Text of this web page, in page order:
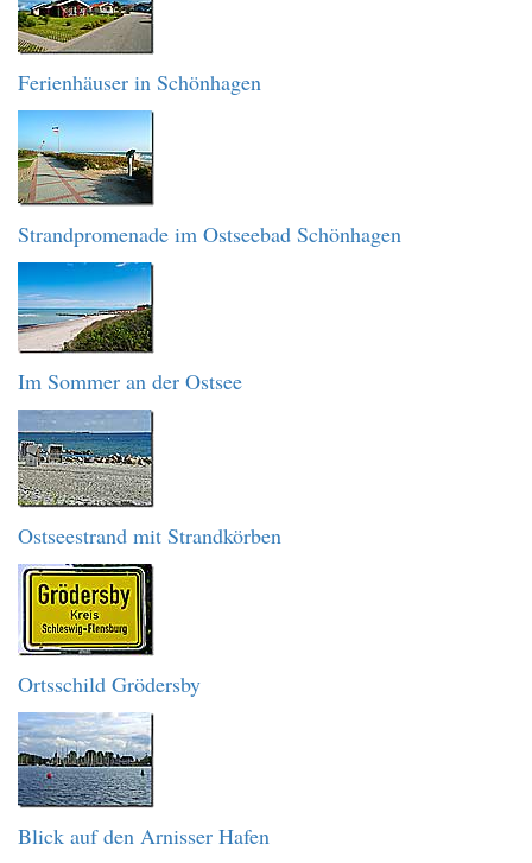
Ferienhäuser in Schönhagen
Strandpromenade im Ostseebad Schönhagen
Im Sommer an der Ostsee
Ostseestrand mit Strandkörben
Ortsschild Grödersby
Blick auf den Arnisser Hafen